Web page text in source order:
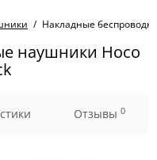
Накладные
наушники Hoco
Отзывы 0